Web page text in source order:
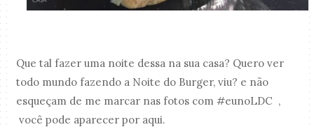
Que tal fazer uma noite dessa na sua casa? Quero ver
todo mundo fazendo a Noite do Burger, viu? e não
esqueçam de me marcar nas fotos com #eunoLDC ,
você pode aparecer por aqui.